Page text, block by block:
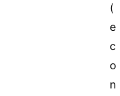
(
e
c
o
n